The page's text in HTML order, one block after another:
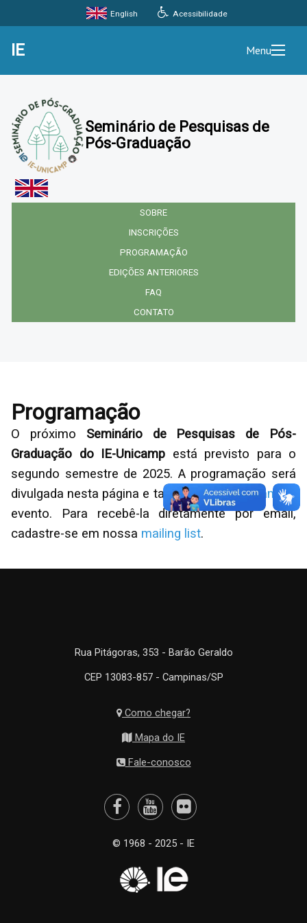
Acessibilidade
English
IE Menu
Seminário de Pesquisas de
Pós-Graduação
SOBRE
INSCRIÇÕES
PROGRAMAÇÃO
EDIÇÕES ANTERIORES
FAQ
CONTATO
Programação
O próximo Seminário de Pesquisas de Pós-
Graduação do IE-Unicamp está previsto para o
segundo semestre de 2025. A programação será
divulgada nesta página e também noInstagram do
evento. Para recebê-la diretamente por email,
cadastre-se em nossa mailing list.
Rua Pitágoras, 353 - Barão Geraldo
CEP 13083-857 - Campinas/SP
Como chegar?
Mapa do IE
Fale-conosco
© 1968 - 2025 - IE